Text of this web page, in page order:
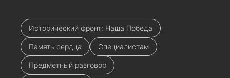
Исторический фронт: Наша Победа
Память сердца Специалистам
Предметный разговор